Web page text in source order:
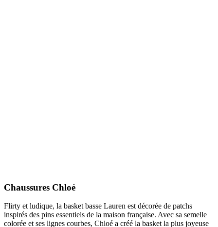
Chaussures Chloé
Flirty et ludique, la basket basse Lauren est décorée de patchs
inspirés des pins essentiels de la maison française. Avec sa semelle
colorée et ses lignes courbes, Chloé a créé la basket la plus joyeuse